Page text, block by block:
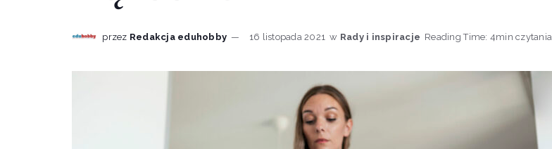
przez Redakcja eduhobby 16 listopada 2021 w Rady i inspiracje Reading Time: 4min czytania